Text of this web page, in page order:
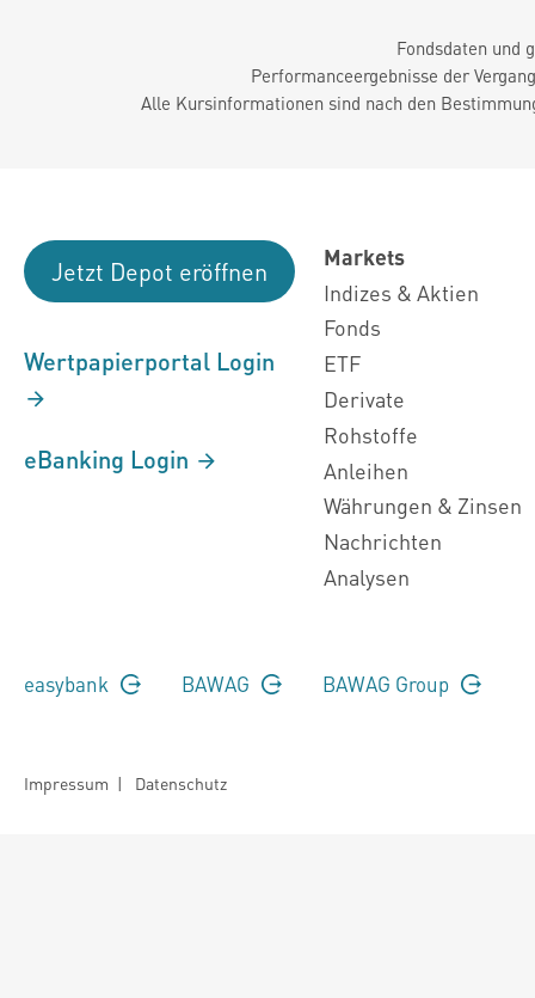
Fondsdaten und
Performanceergebnisse der
Alle Kursinformationen sind nach den
Jetzt Depot eröffnen
Wertpapierportal Login
eBanking Login
Markets
Indizes & Aktien
Fonds
ETF
Derivate
Rohstoffe
Anleihen
Währungen & Zinsen
Nachrichten
Analysen
easybank BAWAG BAWAG Group
Impressum | Datenschutz